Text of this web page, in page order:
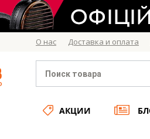
О нас Доставка и оплата
АКЦИИ